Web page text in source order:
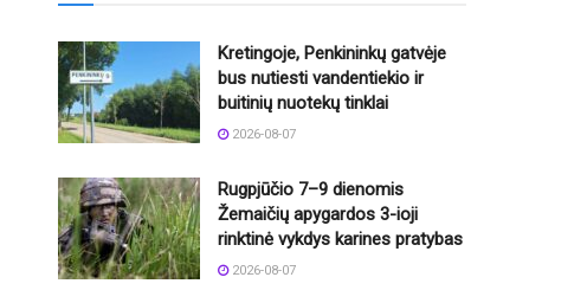
Kretingoje, Penkininkų gatvėje
bus nutiesti vandentiekio ir
buitinių nuotekų tinklai
2026-08-07
Rugpjūčio 7–9 dienomis
Žemaičių apygardos 3-ioji
rinktinė vykdys karines pratybas
2026-08-07